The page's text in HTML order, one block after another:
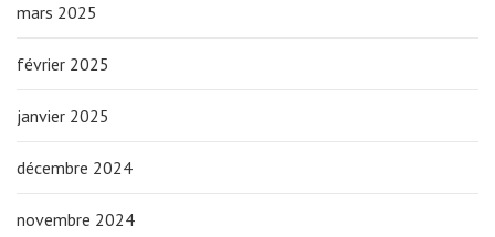
mars 2025
février 2025
janvier 2025
décembre 2024
novembre 2024